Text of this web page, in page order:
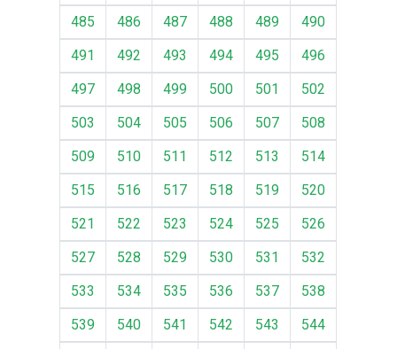
485 486 487 488 489
490
491
492 493 494 495
496
497
498 499 500 501
502
503
504 505 506 507
508
509
510 511 512 513
514
515
516 517 518 519
520
521
522 523 524 525
526
527
528 529 530 531
532
533
534 535 536 537
538
539
540 541 542 543
544